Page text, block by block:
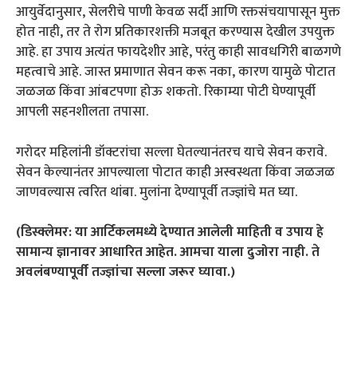
आयुर्वेदानुसार, सेलरीचे पाणी केवळ सर्दी आणि रक्तसंचयापासून मुक्त
होत नाही, तर ते रोग प्रतिकारशक्ती मजबूत करण्यास देखील उपयुक्त
आहे. हा उपाय अत्यंत फायदेशीर आहे, परंतु काही सावधगिरी बाळगणे
महत्वाचे आहे. जास्त प्रमाणात सेवन करू नका, कारण यामुळे पोटात
जळजळ किंवा आंबटपणा होऊ शकतो. रिकाम्या पोटी घेण्यापूर्वी
आपली सहनशीलता तपासा.
गरोदर महिलांनी डॉक्टरांचा सल्ला घेतल्यानंतरच याचे सेवन करावे.
सेवन केल्यानंतर आपल्याला पोटात काही अस्वस्थता किंवा जळजळ
जाणवल्यास त्वरित थांबा. मुलांना देण्यापूर्वी तज्ज्ञांचे मत घ्या.
(डिस्क्लेमर: या आर्टिकलमध्ये देण्यात आलेली माहिती व उपाय हे
सामान्य ज्ञानावर आधारित आहेत. आमचा याला दुजोरा नाही. ते
अवलंबण्यापूर्वी तज्ज्ञांचा सल्ला जरूर घ्यावा.)